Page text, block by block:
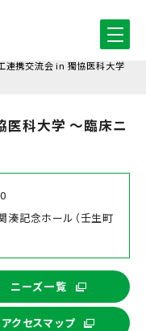
携交流会 in 獨協医科大学
科大学 ～臨床ニ
記念ホール（壬生町
ニーズ一覧
アクセスマップ